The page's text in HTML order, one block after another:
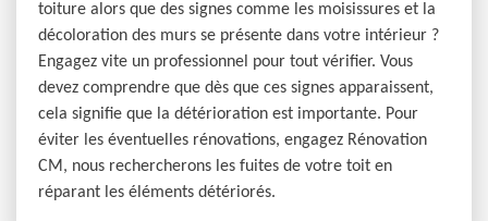
toiture alors que des signes comme les moisissures et la
décoloration des murs se présente dans votre intérieur ?
Engagez vite un professionnel pour tout vérifier. Vous
devez comprendre que dès que ces signes apparaissent,
cela signifie que la détérioration est importante. Pour
éviter les éventuelles rénovations, engagez Rénovation
CM, nous rechercherons les fuites de votre toit en
réparant les éléments détériorés.